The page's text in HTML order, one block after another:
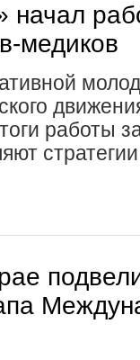
медиков
работы